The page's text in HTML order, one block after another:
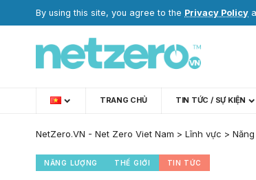
By using this site, you agree to the Privacy Policy
TRANG CHỦ TIN TỨC / SỰ KIỆN
NetZero.VN - Net Zero Viet Nam > Lĩnh vực >
NĂNG LƯỢNG THẾ GIỚI TIN TỨC